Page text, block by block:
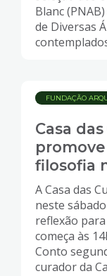
Blanc
de Diversas
FUNDAÇÃO
Casa
filosofia
A Casa das
neste
reflexão
começa às
Conto
curador da